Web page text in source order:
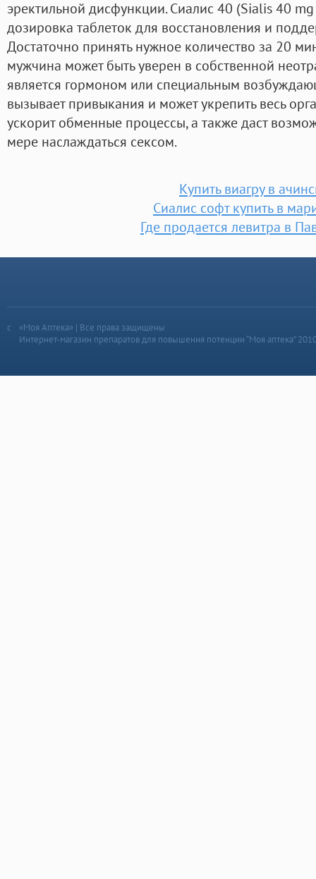
эректильной дисфункции. Сиалис 40 (Sialis 40
дозировка таблеток для восстановления и
Достаточно принять нужное количество за 20
мужчина может быть уверен в собственной
является гормоном или специальным
вызывает привыкания и может укрепить весь
ускорит обменные процессы, а также даст
мере наслаждаться сексом.
Купить виагру в
Сиалис софт купить в
Где продается левитра в
«Моя Аптека» | Все права защищены
Интернет-магазин препаратов для повышения потенции “Моя аптека”